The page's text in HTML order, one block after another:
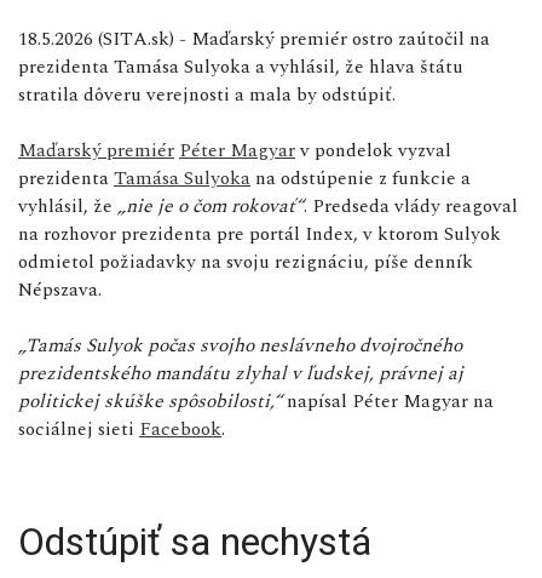
18.5.2026 (SITA.sk) - Maďarský premiér ostro zaútočil na
prezidenta Tamása Sulyoka a vyhlásil, že hlava štátu
stratila dôveru verejnosti a mala by odstúpiť.
Maďarský premiér Péter Magyarv pondelok vyzval
prezidentaTamása Sulyoka na odstúpenie z funkcie a
vyhlásil, že „nie je o čom rokovať“. Predseda vlády reagoval
na rozhovor prezidenta pre portál Index, v ktorom Sulyok
odmietol požiadavky na svoju rezignáciu, píše denník
Népszava.
„Tamás Sulyok počas svojho neslávneho dvojročného
prezidentského mandátu zlyhal v ľudskej, právnej aj
politickej skúške spôsobilosti,“napísal Péter Magyar na
sociálnej sieti Facebook.
Odstúpiť sa nechystá